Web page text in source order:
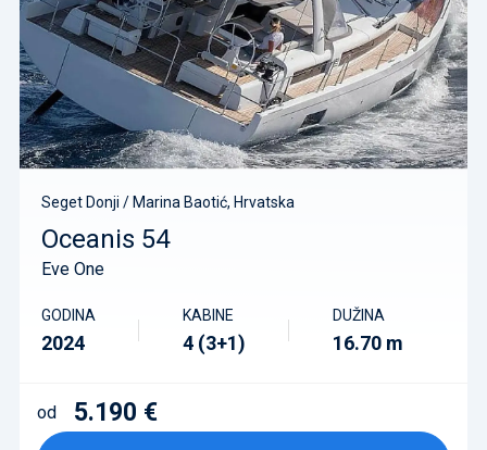
Seget Donji / Marina Baotić, Hrvatska
Oceanis 54
Eve One
GODINA
2024
KABINE
4 (3+1)
DUŽINA
16.70 m
od 5.190 €